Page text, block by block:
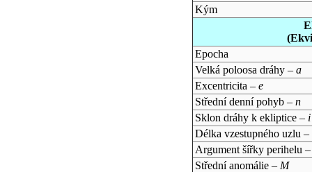
Kým
Epocha
Velká poloosa dráhy – a
Excentricita – e
Střední denní pohyb – n
Sklon dráhy k ekliptice – i
Délka vzestupného uzlu –
Argument šířky perihelu
Střední anomálie – M